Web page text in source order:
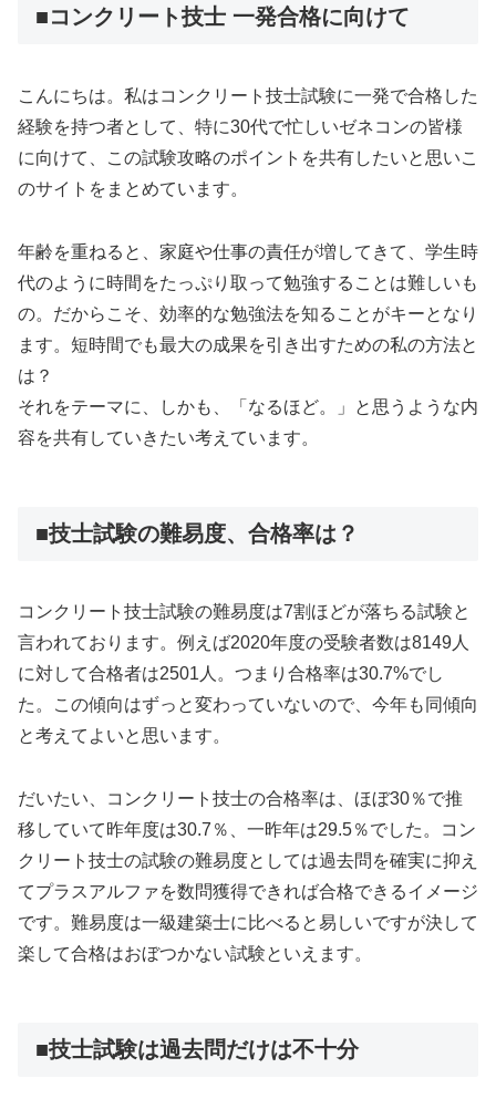
■コンクリート技士 一発合格に向けて
こんにちは。私はコンクリート技士試験に一発で合格した
経験を持つ者として、特に30代で忙しいゼネコンの皆様
に向けて、この試験攻略のポイントを共有したいと思いこ
のサイトをまとめています。
年齢を重ねると、家庭や仕事の責任が増してきて、学生時
代のように時間をたっぷり取って勉強することは難しいも
の。だからこそ、効率的な勉強法を知ることがキーとなり
ます。短時間でも最大の成果を引き出すための私の方法と
は？
それをテーマに、しかも、「なるほど。」と思うような内
容を共有していきたい考えています。
■技士試験の難易度、合格率は？
コンクリート技士試験の難易度は7割ほどが落ちる試験と
言われております。例えば2020年度の受験者数は8149人
に対して合格者は2501人。つまり合格率は30.7%でし
た。この傾向はずっと変わっていないので、今年も同傾向
と考えてよいと思います。
だいたい、コンクリート技士の合格率は、ほぼ30％で推
移していて昨年度は30.7％、一昨年は29.5％でした。コン
クリート技士の試験の難易度としては過去問を確実に抑え
てプラスアルファを数問獲得できれば合格できるイメージ
です。難易度は一級建築士に比べると易しいですが決して
楽して合格はおぼつかない試験といえます。
■技士試験は過去問だけは不十分